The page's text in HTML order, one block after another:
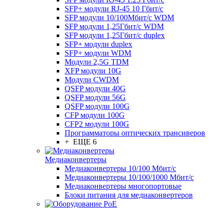
SFP+ модули RJ-45 10 Гбит/c
SFP модули 10/100Мбит/с WDM
SFP модули 1,25Гбит/с WDM
SFP модули 1,25Гбит/с duplex
SFP+ модули duplex
SFP+ модули WDM
Модули 2,5G TDM
XFP модули 10G
Модули CWDM
QSFP модули 40G
QSFP модули 56G
QSFP модули 100G
CFP модули 100G
CFP2 модули 100G
Программаторы оптических трансиверов
+ ЕЩЕ 6
Медиаконвертеры
Медиаконвертеры 10/100 Мбит/с
Медиаконвертеры 10/100/1000 Мбит/c
Медиаконвертеры многопортовые
Блоки питания для медиаконвертеров